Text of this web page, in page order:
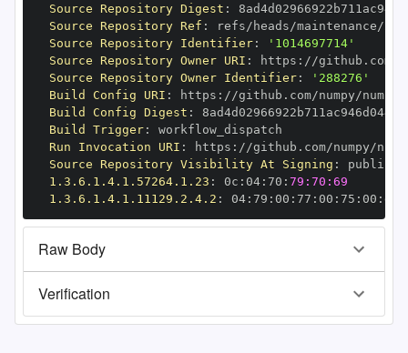
Source Repository Digest :
Source Repository Ref :
Source Repository Identifier:
'1014697714'
Source Repository Owner URI : https :
Source Repository Owner Identifier:
'288276'
Build Config URI : https : //github.com/numpy/numpy
Build Config Digest :
Build Trigger:
Run Invocation URI : https : //github.com/numpy/
Source Repository Visibility At Signing :
1.3.6.1.4.1.57264.1.23 : 0c : 04: 70 : 79:70:69
1.3.6.1.4.1.11129.2.4.2 : 04: 79 : 00 : 77 : 00 : 75 : 00 : dd
Raw Body
Verification